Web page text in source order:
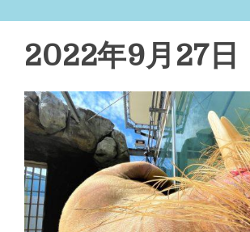
2022年9月27日